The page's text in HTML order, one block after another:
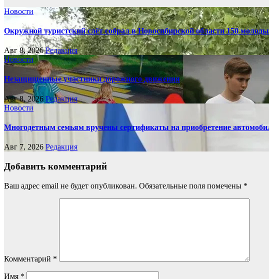
Новости
Окружной туристский слёт собрал в Новосибирской области 150
Авг 8, 2026Редакция
Новости
Незащищенные участники дорожного движения
Авг 8, 2026 Редакция
Новости
Многодетным семьям вручены сертификаты на приобретение
Авг 7, 2026 Редакция
Добавить комментарий
Ваш адрес email не будет опубликован. Обязательные поля помечены *
Комментарий *
Имя *